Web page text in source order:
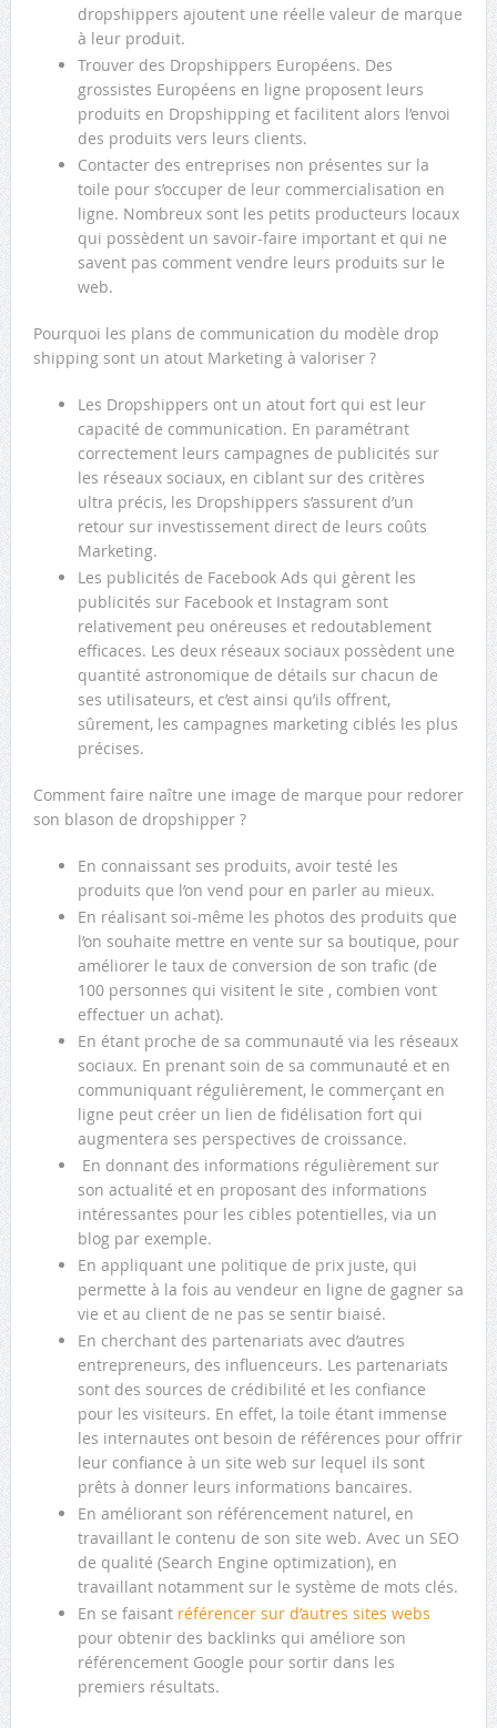
dropshippers ajoutent une réelle valeur de marque
à leur produit.
Trouver des Dropshippers Européens. Des
grossistes Européens en ligne proposent leurs
produits en Dropshipping et facilitent alors l’envoi
des produits vers leurs clients.
Contacter des entreprises non présentes sur la
toile pour s’occuper de leur commercialisation en
ligne. Nombreux sont les petits producteurs locaux
qui possèdent un savoir-faire important et qui ne
savent pas comment vendre leurs produits sur le
web.
Pourquoi les plans de communication du modèle drop
shipping sont un atout Marketing à valoriser ?
Les Dropshippers ont un atout fort qui est leur
capacité de communication. En paramétrant
correctement leurs campagnes de publicités sur
les réseaux sociaux, en ciblant sur des critères
ultra précis, les Dropshippers s’assurent d’un
retour sur investissement direct de leurs coûts
Marketing.
Les publicités de Facebook Ads qui gèrent les
publicités sur Facebook et Instagram sont
relativement peu onéreuses et redoutablement
efficaces. Les deux réseaux sociaux possèdent une
quantité astronomique de détails sur chacun de
ses utilisateurs, et c’est ainsi qu’ils offrent,
sûrement, les campagnes marketing ciblés les plus
précises.
Comment faire naître une image de marque pour redorer
son blason de dropshipper ?
En connaissant ses produits, avoir testé les
produits que l’on vend pour en parler au mieux.
En réalisant soi-même les photos des produits que
l’on souhaite mettre en vente sur sa boutique, pour
améliorer le taux de conversion de son trafic (de
100 personnes qui visitent le site , combien vont
effectuer un achat).
En étant proche de sa communauté via les réseaux
sociaux. En prenant soin de sa communauté et en
communiquant régulièrement, le commerçant en
ligne peut créer un lien de fidélisation fort qui
augmentera ses perspectives de croissance.
En donnant des informations régulièrement sur
son actualité et en proposant des informations
intéressantes pour les cibles potentielles, via un
blog par exemple.
En appliquant une politique de prix juste, qui
permette à la fois au vendeur en ligne de gagner sa
vie et au client de ne pas se sentir biaisé.
En cherchant des partenariats avec d’autres
entrepreneurs, des influenceurs. Les partenariats
sont des sources de crédibilité et les confiance
pour les visiteurs. En effet, la toile étant immense
les internautes ont besoin de références pour offrir
leur confiance à un site web sur lequel ils sont
prêts à donner leurs informations bancaires.
En améliorant son référencement naturel, en
travaillant le contenu de son site web. Avec un SEO
de qualité (Search Engine optimization), en
travaillant notamment sur le système de mots clés.
En se faisant référencer sur d’autres sites webs
pour obtenir des backlinks qui améliore son
référencement Google pour sortir dans les
premiers résultats.